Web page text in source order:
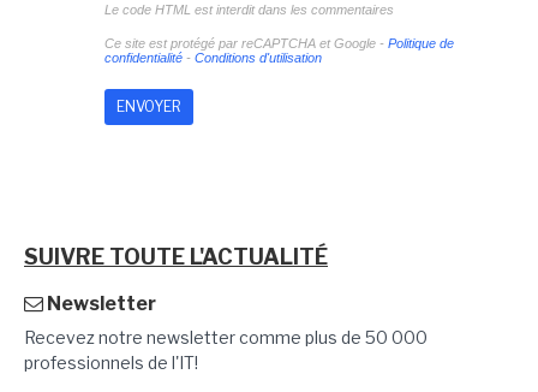
Le code HTML est interdit dans les commentaires
Ce site est protégé par reCAPTCHA et Google - Politique de
confidentialité- Conditions d'utilisation
SUIVRE TOUTE L'ACTUALITÉ
Newsletter
Recevez notre newsletter comme plus de 50 000
professionnels de l'IT!